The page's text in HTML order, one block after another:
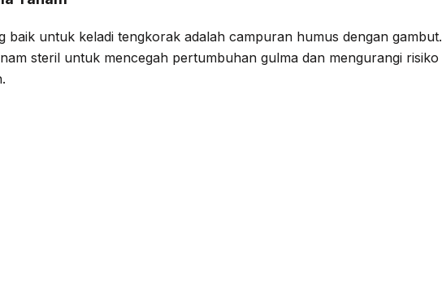
baik untuk keladi tengkorak adalah campuran humus dengan gambut.
steril untuk mencegah pertumbuhan gulma dan mengurangi risiko